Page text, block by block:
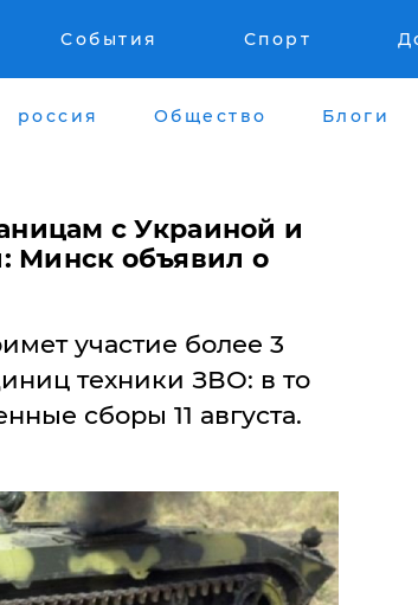
События Спорт
россия Общество Блоги
с Украиной и
Минск объявил о
участие более 3
техники ЗВО: в то
сборы 11 августа.